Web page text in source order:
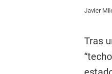
Javier
Tras